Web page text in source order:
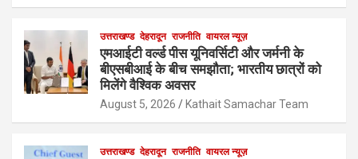
उत्तराखण्ड देहरादून राजनीति वायरल न्यूज़
एमआईटी वर्ल्ड पीस यूनिवर्सिटी और जर्मनी के
बीएसबीआई के बीच समझौता; भारतीय छात्रों को
मिलेंगे वैश्विक अवसर
August 5, 2026 Kathait Samachar Team
उत्तराखण्ड देहरादून राजनीति वायरल न्यूज़